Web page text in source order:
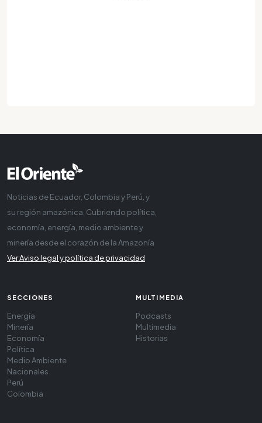
Noticias de Ecuador, Colombia y Perú, y
su región amazónica. Cubriendo política,
economía, energía, medio ambiente y
minería desde el corazón de la Amazonía
Ver Aviso legal y política de privacidad
SECCIONES
Energía
Minería
Economía
Política
Medio Ambiente
Nacionales
Perú
Colombia
MULTIMEDIA
Podcasts
Multimedia
Historias